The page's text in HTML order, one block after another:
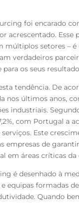
foi encarado
acrescentado.
múltiplos setores –
verdadeiros
os seus
tendência. De
nos últimos anos,
industriais.
com Portugal a
Este
empresas de
em áreas críticas da
é desenhado à
equipas formadas
Quando